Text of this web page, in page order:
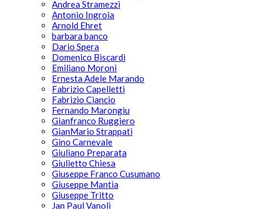
Andrea Stramezzi
Antonio Ingroia
Arnold Ehret
barbara banco
Dario Spera
Domenico Biscardi
Emiliano Moroni
Ernesta Adele Marando
Fabrizio Capelletti
Fabrizio Ciancio
Fernando Marongiu
Gianfranco Ruggiero
GianMario Strappati
Gino Carnevale
Giuliano Preparata
Giulietto Chiesa
Giuseppe Franco Cusumano
Giuseppe Mantia
Giuseppe Tritto
Jan Paul Vanoli